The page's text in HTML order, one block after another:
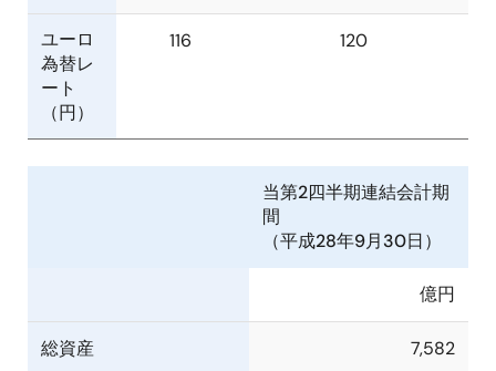
ユーロ
為替レ
ート
（円）
116 120
当第2四半期連結会計期
間
（平成28年9月30日）
億円
総資産 7,582